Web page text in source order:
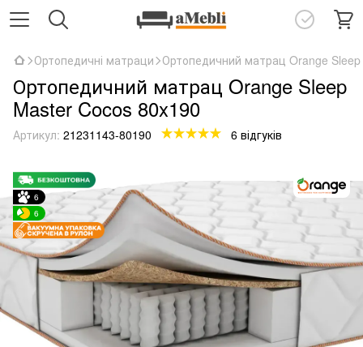
Ортопедичні матраци Ортопедичний матрац Orange
Ортопедичний матрац Orange Sleep
Master Cocos 80x190
Артикул: 21231143-80190 6 відгуків
6
6